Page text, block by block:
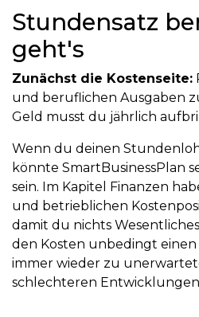
Stundensatz
geht's
Zunächst die Kostenseite:
und beruflichen Ausgaben
Geld musst du jährlich
Wenn du deinen
könnte SmartBusinessPlan
sein. Im Kapitel Finanzen
und betrieblichen
damit du nichts
den Kosten unbedingt einen
immer wieder zu
schlechteren